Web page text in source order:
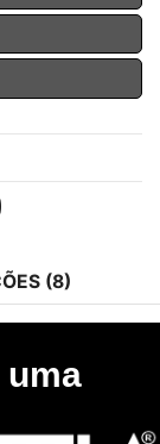
(8)
uma